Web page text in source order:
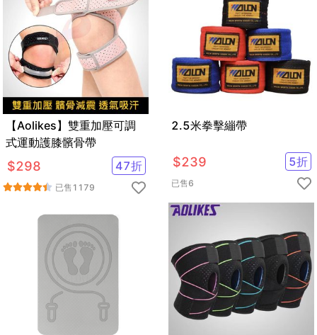
【Aolikes】雙重加壓可調
式運動護膝髕骨帶
$298 47折
已售 1179
2.5米拳擊繃帶
$239 5折
已售6